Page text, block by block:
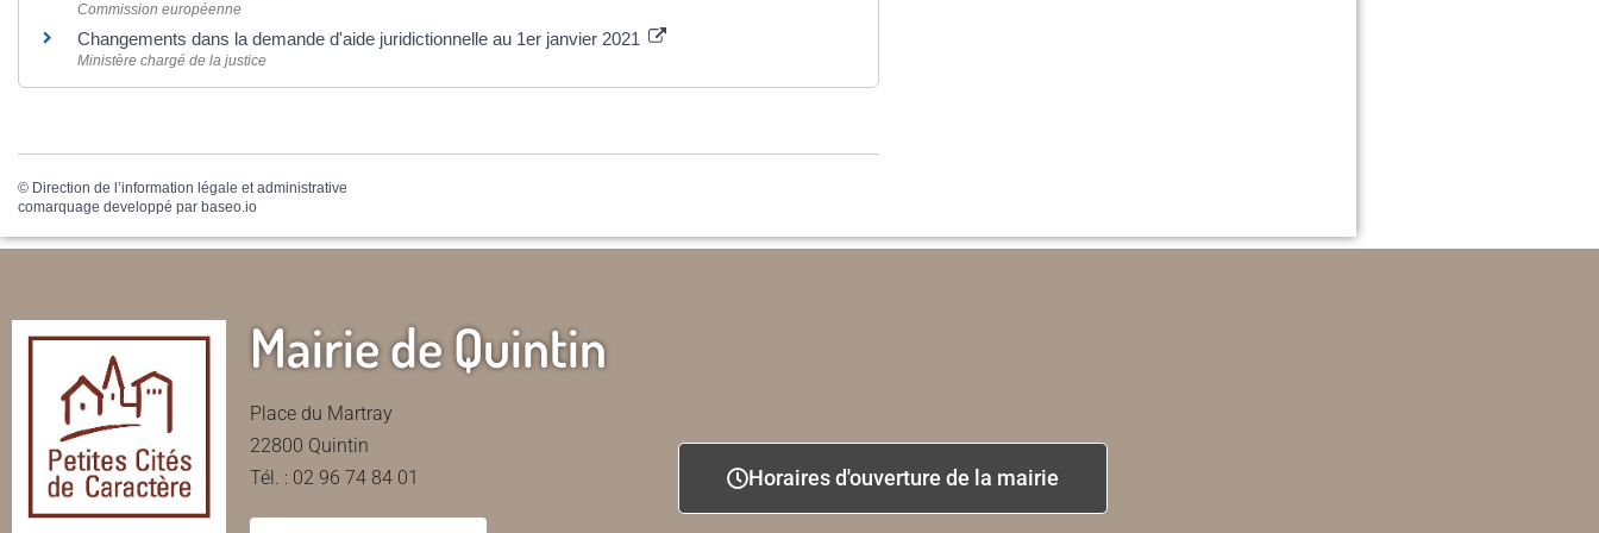
Commission européenne
Changements dans la demande d'aide juridictionnelle au 1er janvier 2021
Ministère chargé de la justice
© Direction de l’information légale et administrative
comarquage developpé par baseo.io
Mairie de Quintin
Place du Martray
22800 Quintin
Tél. : 02 96 74 84 01
Horaires d'ouverture de la mairie